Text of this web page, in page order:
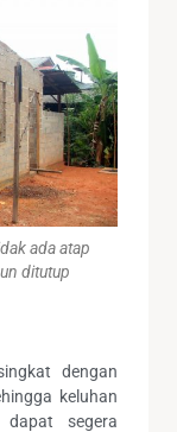
ada atap
ditutup
dengan
keluhan
segera